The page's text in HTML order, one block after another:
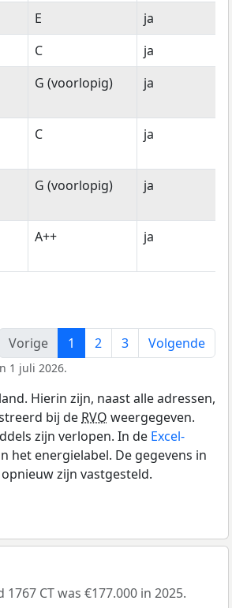
E
ja
C
ja
G (voorlopig) ja
C ja
G (voorlopig) ja
A++ ja
Vorige
1 2 3 Volgende
1 juli 2026.
Hierin zijn, naast alle adressen,
bij de RVO weergegeven.
zijn verlopen. In de Excel-
het energielabel. De gegevens in
zijn vastgesteld.
CT was €177.000 in 2025.